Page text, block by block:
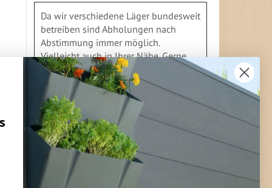
Da wir verschiedene Läger bundesweit
betreiben sind Abholungen nach
Abstimmung immer möglich.
Vielleicht auch in Ihrer Nähe. Gerne
geben wir Ihnen Auskunft
FLEXIBLE ZAHLUNG
Überweisung